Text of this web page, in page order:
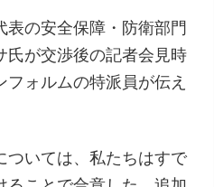
の安全保障・防衛部門
氏が交渉後の記者会見時
ォルムの特派員が伝え
ついては、私たちはすで